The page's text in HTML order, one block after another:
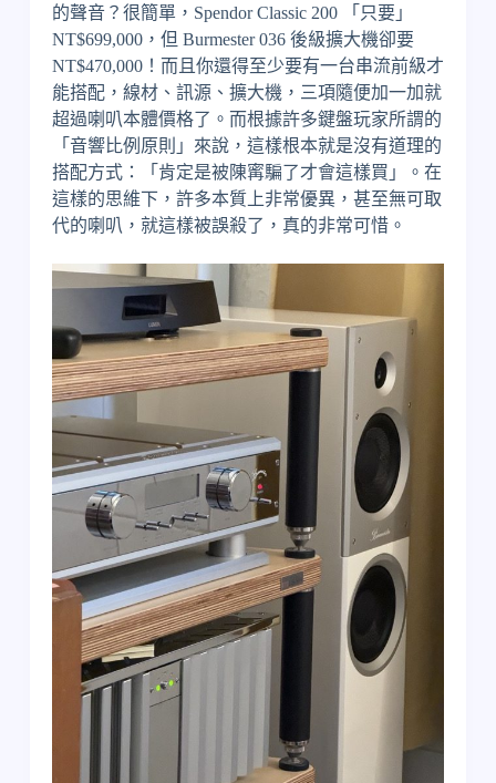
的聲音？很簡單，Spendor Classic 200 「只要」
NT$699,000，但 Burmester 036 後級擴大機卻要
NT$470,000！而且你還得至少要有一台串流前級才
能搭配，線材、訊源、擴大機，三項隨便加一加就
超過喇叭本體價格了。而根據許多鍵盤玩家所謂的
「音響比例原則」來說，這樣根本就是沒有道理的
搭配方式：「肯定是被陳寗騙了才會這樣買」。在
這樣的思維下，許多本質上非常優異，甚至無可取
代的喇叭，就這樣被誤殺了，真的非常可惜。